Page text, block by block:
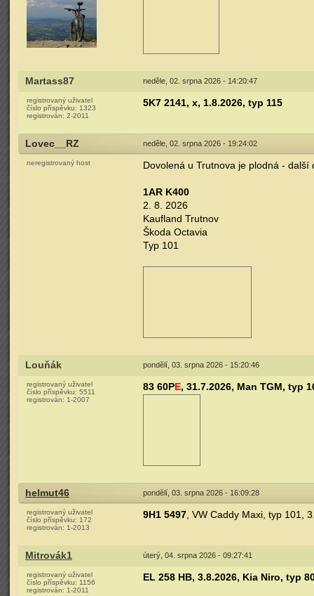
Martass87 neděle, 02. srpna 2026 - 14:20:47
registrovaný uživatel
číslo příspěvku: 1323
registrován: 2-2011
5K7 2141, x, 1.8.2026, typ 115
Lovec__RZ neděle, 02. srpna 2026 - 19:24:02
neregistrovaný host Dovolená u Trutnova je plodná -
1AR K400
2. 8. 2026
Kaufland Trutnov
Škoda Octavia
Typ 101
Louňák pondělí, 03. srpna 2026 - 15:20:46
registrovaný uživatel
číslo příspěvku: 5511
registrován: 1-2007
83 60PE, 31.7.2026, Man TGM, typ
helmut46 pondělí, 03. srpna 2026 - 16:09:28
registrovaný uživatel
číslo příspěvku: 172
registrován: 1-2013
9H1 5497 , VW Caddy Maxi, typ 101,
Mitrovák1 úterý, 04. srpna 2026 - 09:27:41
registrovaný uživatel
číslo příspěvku: 1156
registrován: 1-2011
EL 258 HB, 3.8.2026, Kia Niro, typ